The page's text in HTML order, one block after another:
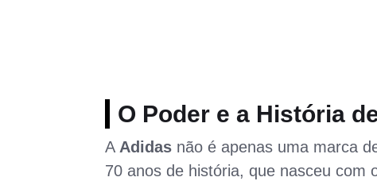
O Poder e a História
A Adidas não é apenas uma marca
70 anos de história, que nasceu com